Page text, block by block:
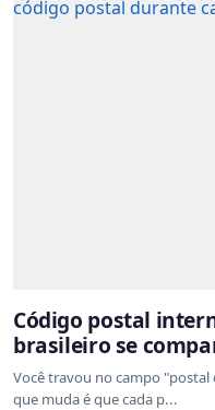
Código postal
brasileiro se
sistemas de outros
Você travou no campo "postal
que muda é que cada p...